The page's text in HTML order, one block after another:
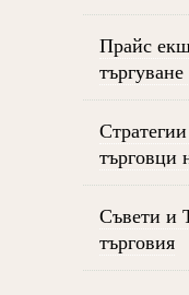
Прайс
търговци
Съвети и
търговия